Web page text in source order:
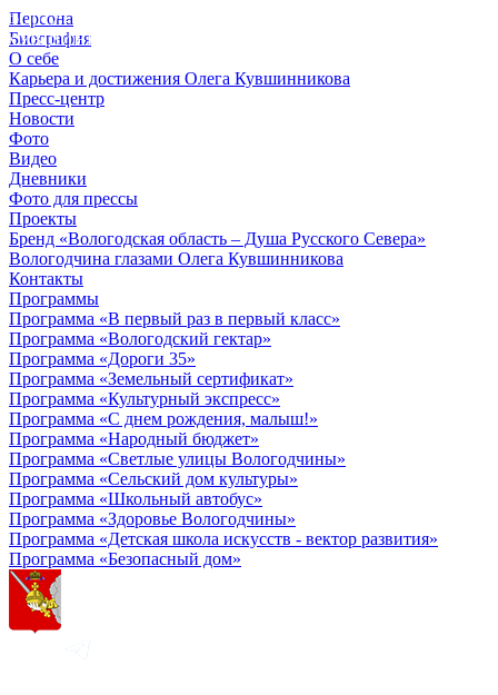
Персона
Биография
О себе
Карьера и достижения Олега Кувшинникова
Пресс-центр
Новости
Фото
Видео
Дневники
Фото для прессы
Проекты
Бренд «Вологодская область – Душа Русского Севера»
Вологодчина глазами Олега Кувшинникова
Контакты
Программы
Программа «В первый раз в первый класс»
Программа «Вологодский гектар»
Программа «Дороги 35»
Программа «Земельный сертификат»
Программа «Культурный экспресс»
Программа «С днем рождения, малыш!»
Программа «Народный бюджет»
Программа «Светлые улицы Вологодчины»
Программа «Сельский дом культуры»
Программа «Школьный автобус»
Программа «Здоровье Вологодчины»
Программа «Детская школа искусств - вектор развития»
Программа «Безопасный дом»
© 2012 - 2023,
КУВШИННИКОВ О.А.